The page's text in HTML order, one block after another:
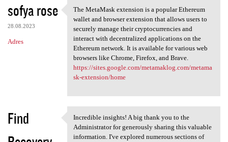
sofya rose
28.08.2023
Adres
The MetaMask extension is a
The MetaMask extension is a popular Ethereum
wallet and browser extension that allows users to
securely manage their cryptocurrencies and
interact with decentralized applications on the
Ethereum network. It is available for various web
browsers like Chrome, Firefox, and Brave.
https://sites.google.com/metamaklog.com/metama
sk-extension/home
Find
Incredible insights! A big
Incredible insights! A big thank you to the
Administrator for generously sharing this valuable
information. I've explored numerous sections of